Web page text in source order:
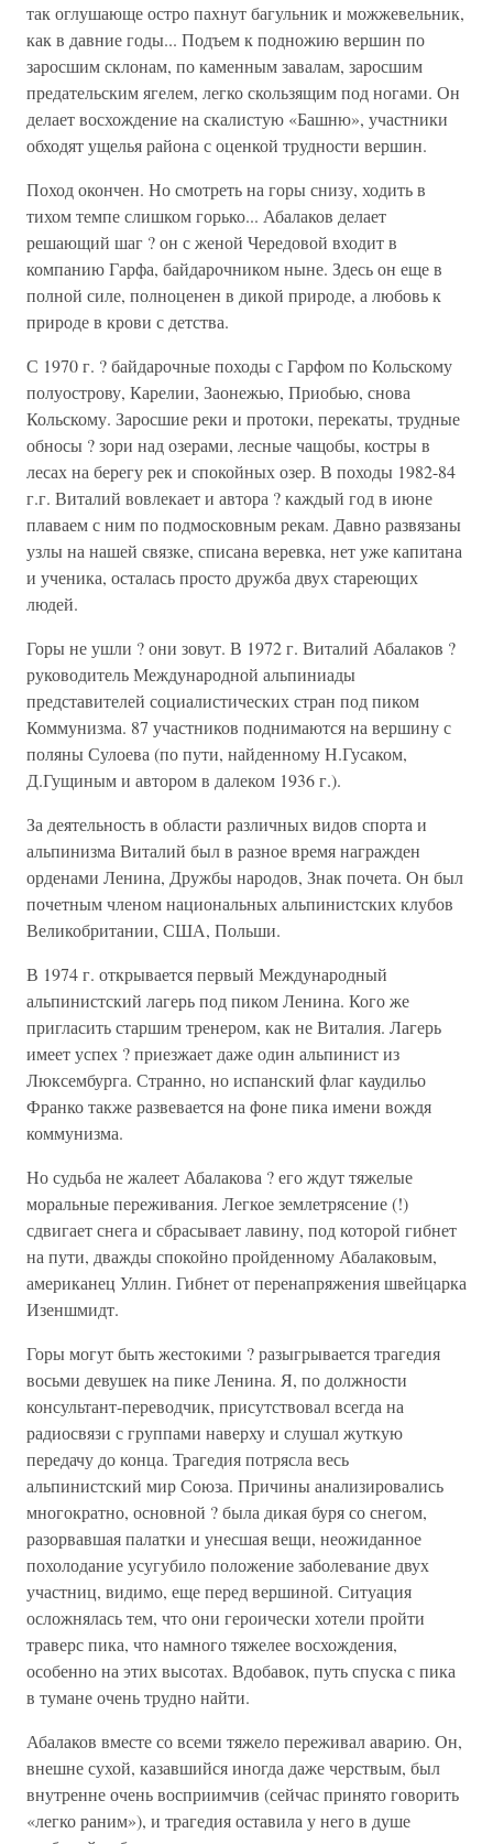
так оглушающе остро пахнут багульник и можжевельник,
как в давние годы... Подъем к подножию вершин по
заросшим склонам, по каменным завалам, заросшим
предательским ягелем, легко скользящим под ногами. Он
делает восхождение на скалистую «Башню», участники
обходят ущелья района с оценкой трудности вершин.
Поход окончен. Но смотреть на горы снизу, ходить в
тихом темпе слишком горько... Абалаков делает
решающий шаг ? он с женой Чередовой входит в
компанию Гарфа, байдарочником ныне. Здесь он еще в
полной силе, полноценен в дикой природе, а любовь к
природе в крови с детства.
С 1970 г. ? байдарочные походы с Гарфом по Кольскому
полуострову, Карелии, Заонежью, Приобью, снова
Кольскому. Заросшие реки и протоки, перекаты, трудные
обносы ? зори над озерами, лесные чащобы, костры в
лесах на берегу рек и спокойных озер. В походы 1982-84
г.г. Виталий вовлекает и автора ? каждый год в июне
плаваем с ним по подмосковным рекам. Давно развязаны
узлы на нашей связке, списана веревка, нет уже капитана
и ученика, осталась просто дружба двух стареющих
людей.
Горы не ушли ? они зовут. В 1972 г. Виталий Абалаков ?
руководитель Международной альпиниады
представителей социалистических стран под пиком
Коммунизма. 87 участников поднимаются на вершину с
поляны Сулоева (по пути, найденному Н.Гусаком,
Д.Гущиным и автором в далеком 1936 г.).
За деятельность в области различных видов спорта и
альпинизма Виталий был в разное время награжден
орденами Ленина, Дружбы народов, Знак почета. Он был
почетным членом национальных альпинистских клубов
Великобритании, США, Польши.
В 1974 г. открывается первый Международный
альпинистский лагерь под пиком Ленина. Кого же
пригласить старшим тренером, как не Виталия. Лагерь
имеет успех ? приезжает даже один альпинист из
Люксембурга. Странно, но испанский флаг каудильо
Франко также развевается на фоне пика имени вождя
коммунизма.
Но судьба не жалеет Абалакова ? его ждут тяжелые
моральные переживания. Легкое землетрясение (!)
сдвигает снега и сбрасывает лавину, под которой гибнет
на пути, дважды спокойно пройденному Абалаковым,
американец Уллин. Гибнет от перенапряжения швейцарка
Изеншмидт.
Горы могут быть жестокими ? разыгрывается трагедия
восьми девушек на пике Ленина. Я, по должности
консультант-переводчик, присутствовал всегда на
радиосвязи с группами наверху и слушал жуткую
передачу до конца. Трагедия потрясла весь
альпинистский мир Союза. Причины анализировались
многократно, основной ? была дикая буря со снегом,
разорвавшая палатки и унесшая вещи, неожиданное
похолодание усугубило положение заболевание двух
участниц, видимо, еще перед вершиной. Ситуация
осложнялась тем, что они героически хотели пройти
траверс пика, что намного тяжелее восхождения,
особенно на этих высотах. Вдобавок, путь спуска с пика
в тумане очень трудно найти.
Абалаков вместе со всеми тяжело переживал аварию. Он,
внешне сухой, казавшийся иногда даже черствым, был
внутренне очень восприимчив (сейчас принято говорить
«легко раним»), и трагедия оставила у него в душе